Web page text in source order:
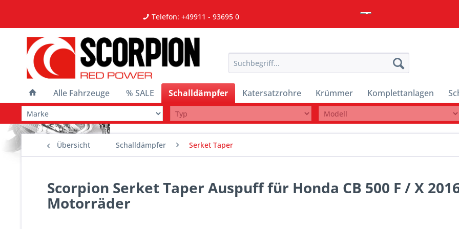
Telefon: +49911 - 93695 0
Alle Fahrzeuge % SALE Schalldämpfer Katersatzrohre Krümmer Komplettanlagen
Übersicht Schalldämpfer Serket Taper
Scorpion Serket Taper Auspuff für Honda CB 500 F / X
Motorräder